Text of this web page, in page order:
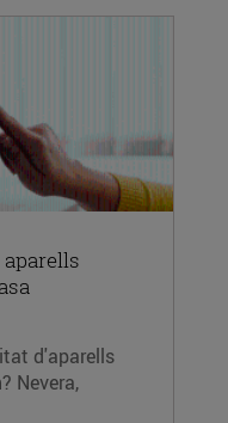
d'aparells
Nevera,